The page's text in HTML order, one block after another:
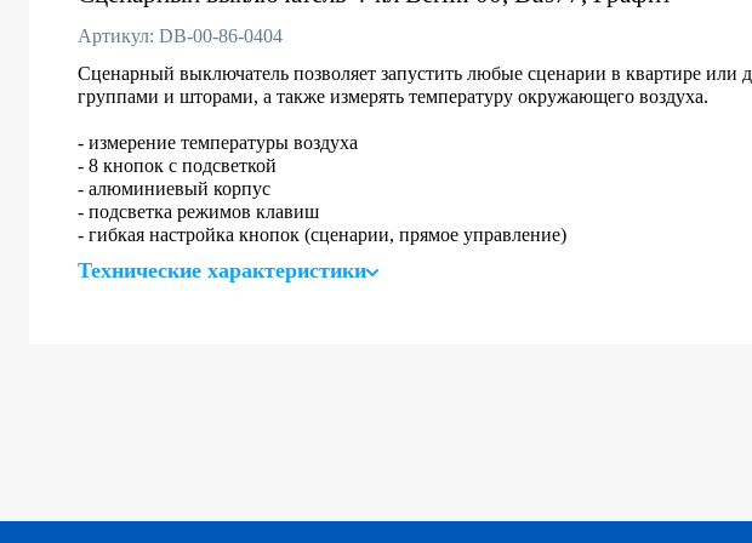
Артикул: DB-00-86-0404
Сценарный выключатель позволяет запустить любые сценарии в квартире или
группами и шторами, а также измерять температуру окружающего воздуха.
- измерение температуры воздуха
- 8 кнопок с подсветкой
- алюминиевый корпус
- подсветка режимов клавиш
- гибкая настройка кнопок (сценарии, прямое управление)
Технические характеристики